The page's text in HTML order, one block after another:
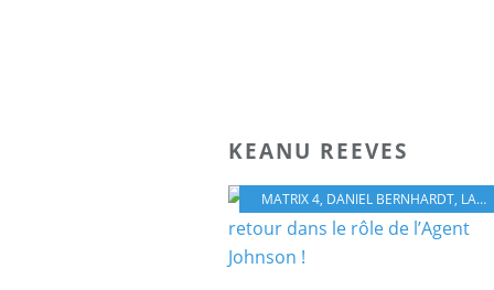
KEANU REEVES
MATRIX 4, DANIEL BERNHARDT, LANA WACHOWSKI